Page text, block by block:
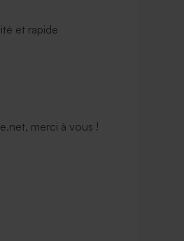
et rapide
merci à vous !